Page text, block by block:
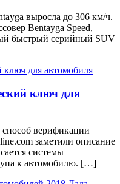
выросла до 306 км/ч.
Bentayga Speed,
быстрый серийный SUV
ключ для
способ верификации
заметили описание
системы
к автомобилю. […]